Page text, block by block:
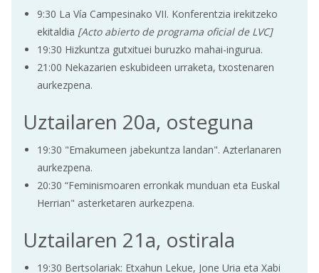
9:30 La Vía Campesinako VII. Konferentzia irekitzeko
ekitaldia [Acto abierto de programa oficial de LVC]
19:30 Hizkuntza gutxituei buruzko mahai-ingurua.
21:00 Nekazarien eskubideen urraketa, txostenaren
aurkezpena.
Uztailaren 20a, osteguna
19:30 "Emakumeen jabekuntza landan". Azterlanaren
aurkezpena.
20:30 “Feminismoaren erronkak munduan eta Euskal
Herrian" asterketaren aurkezpena.
Uztailaren 21a, ostirala
19:30 Bertsolariak: Etxahun Lekue, Jone Uria eta Xabi